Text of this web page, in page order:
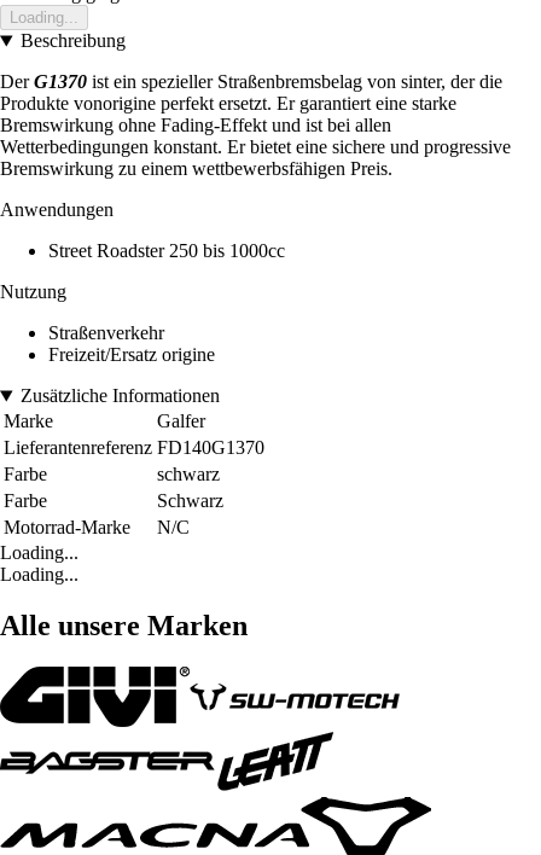
Loading...
Beschreibung
DerG1370 ist ein spezieller Straßenbremsbelag von sinter, der die
Produkte vonorigine perfekt ersetzt. Er garantiert eine starke
Bremswirkung ohne Fading-Effekt und ist bei allen
Wetterbedingungen konstant. Er bietet eine sichere und progressive
Bremswirkung zu einem wettbewerbsfähigen Preis.
Anwendungen
Street Roadster 250 bis 1000cc
Nutzung
Straßenverkehr
Freizeit/Ersatz origine
Zusätzliche Informationen
Marke
Galfer
Lieferantenreferenz FD140G1370
Farbe
schwarz
Farbe
Schwarz
Motorrad-Marke
N/C
Loading...
Loading...
Alle unsere Marken